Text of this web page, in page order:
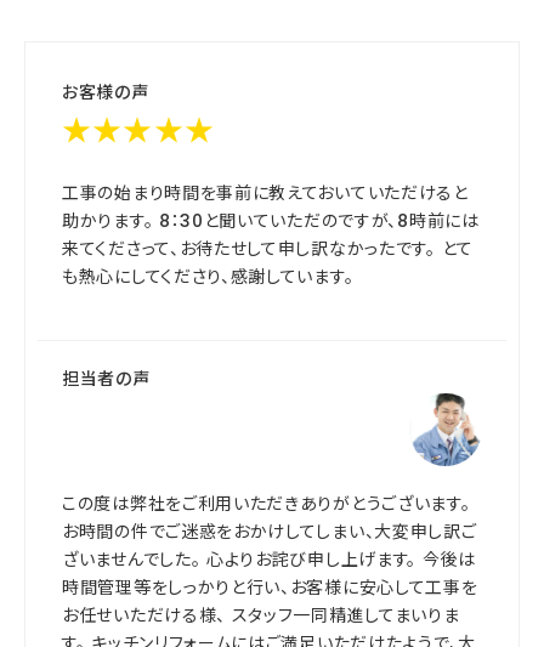
お客様の声
★★★★★
工事の始まり時間を事前に教えておいていただけると
助かります。 8：30と聞いていただのですが、8時前には
来てくださって、お待たせして申し訳なかったです。 とて
も熱心にしてくださり、感謝しています。
担当者の声
この度は弊社をご利用いただきありがとうございます。
お時間の件でご迷惑をおかけしてしまい、大変申し訳ご
ざいませんでした。 心よりお詫び申し上げます。 今後は
時間管理等をしっかりと行い、お客様に安心して工事を
お任せいただける様、 スタッフ一同精進してまいりま